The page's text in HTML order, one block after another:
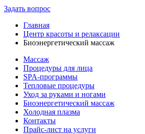
Задать вопрос
Главная
Центр красоты и релаксации
Биоэнергетический массаж
Массаж
Процедуры для лица
SPA-программы
Тепловые процедуры
Уход за руками и ногами
Биоэнергетический массаж
Холодная плазма
Контакты
Прайс-лист на услуги